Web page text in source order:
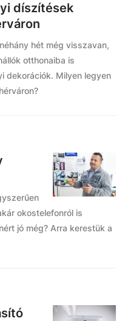
díszítések
hét még visszavan,
otthonaiba is
dekorációk. Milyen legyen
okostelefonról is
jó még? Arra kerestük a